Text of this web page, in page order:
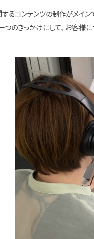
コンテンツの制作がメイ
のきっかけにして、 お客様